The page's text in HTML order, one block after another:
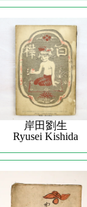
岸田劉生
Ryusei Kishida